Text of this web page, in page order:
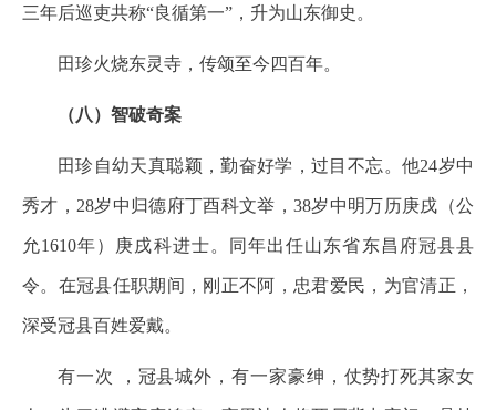
三年后巡吏共称“良循第一”，升为山东御史。
田珍火烧东灵寺，传颂至今四百年。
（八）智破奇案
田珍自幼天真聪颖，勤奋好学，过目不忘。他24岁中
秀才，28岁中归德府丁酉科文举，38岁中明万历庚戌（公
允1610年）庚戌科进士。同年出任山东省东昌府冠县县
令。在冠县任职期间，刚正不阿，忠君爱民，为官清正，
深受冠县百姓爱戴。
有一次 ，冠县城外，有一家豪绅，仗势打死其家女